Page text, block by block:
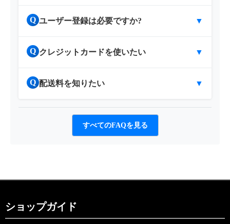
Q ユーザー登録は必要ですか? ▼
Q クレジットカードを使いたい ▼
Q 配送料を知りたい ▼
すべてのFAQを見る
ショップガイド